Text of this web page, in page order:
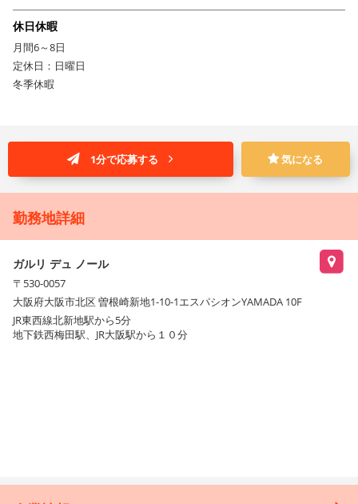
休日休暇
月間6～8日
定休日：日曜日
冬季休暇
1分で応募する 気になる
勤務地詳細
ガルリ デュ ノール
〒530-0057
大阪府大阪市北区 曽根崎新地1-10-1エスパシオンYAMADA 10F
JR東西線北新地駅から5分
地下鉄西梅田駅、JR大阪駅から１０分